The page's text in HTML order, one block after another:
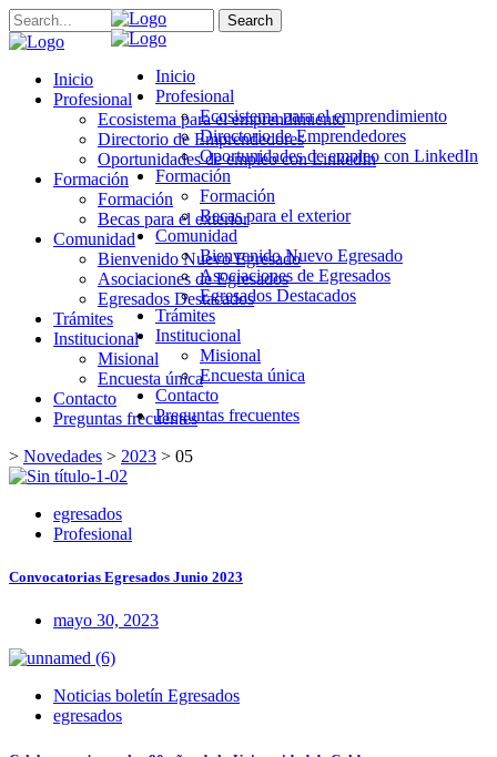
Inicio
Profesional
Ecosistema para el emprendimiento
Directorio de Emprendedores
Oportunidades de empleo con LinkedIn
Formación
Formación
Becas para el exterior
Comunidad
Bienvenido Nuevo Egresado
Asociaciones de Egresados
Egresados Destacados
Trámites
Institucional
Misional
Encuesta única
Contacto
Preguntas frecuentes
Search
Inicio
Profesional
Ecosistema para el emprendimiento
Directorio de Emprendedores
Oportunidades de empleo con LinkedIn
Formación
Formación
Becas para el exterior
Comunidad
Bienvenido Nuevo Egresado
Asociaciones de Egresados
Egresados Destacados
Trámites
Institucional
Misional
Encuesta única
Contacto
Preguntas frecuentes
> Novedades > 2023 > 05
egresados
Profesional
Convocatorias Egresados Junio 2023
mayo 30, 2023
Noticias boletín Egresados
egresados